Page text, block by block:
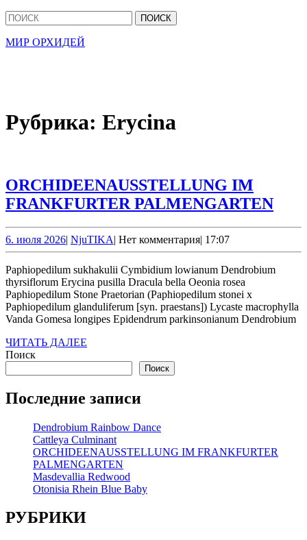
Кнопка
Закрыть
Найти:
МИР ОРХИДЕЙ
Рубрика: Erycina
ORCHIDEENAUSSTELLUNG IM
FRANKFURTER PALMENGARTEN
6. июля 20266.
июля
2026
| NjuTIKANjuTIKA
| Нет комментария| 17:07
Paphiopedilum sukhakulii Cymbidium lowianum Dendrobium
thyrsiflorum Erycina pusilla Dracula bella Oeonia rosea
Paphiopedilum Stone Praetorian (Paphiopedilum stonei x
Paphiopedilum glanduliferum [syn. praestans]) Lycaste macrophylla
Vanda Gomesa longipes Epidendrum parkinsonianum Dendrobium
ЧИТАТЬ ДАЛЕЕ
Поиск
Поиск
Последние записи
Dendrobium Rainbow Dance
Cattleya Culminant
ORCHIDEENAUSSTELLUNG IM FRANKFURTER
PALMENGARTEN
Masdevallia Redwood
Otonisia Rhein Blue Baby
РУБРИКИ